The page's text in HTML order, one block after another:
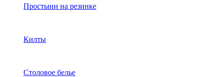
Простыни на резинке
Килты
Столовое белье